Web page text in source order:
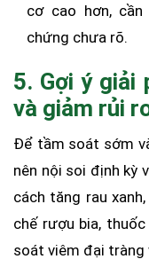
cơ cao hơn,
chứng chưa rõ.
5. Gợi ý giải
và giảm rủi
Để tầm soát sớm
nên nội soi định kỳ
cách tăng rau
chế rượu bia,
soát viêm đại tràng